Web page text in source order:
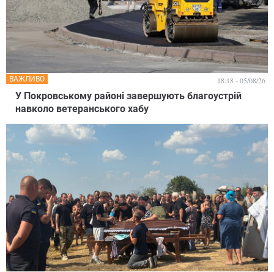
У Покровському районі завершують благоустрій
навколо ветеранського хабу
ВАЖЛИВО 18:18 - 05/08/26